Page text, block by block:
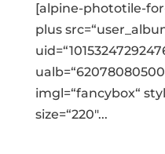
[alpine-phototile-
plus
imgl=“fancybox“
size=“220″...